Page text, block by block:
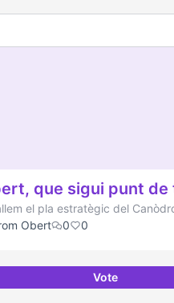
que sigui punt de
el pla estratègic del
Obert
0 0
VoteBar obert,